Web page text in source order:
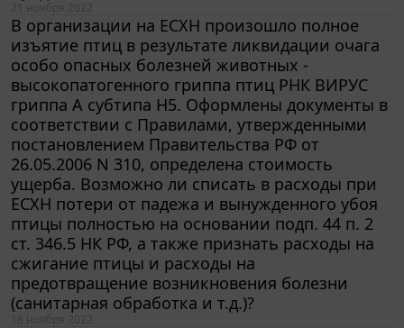
изъятие птиц в результате ликвидации очага
особо опасных болезней животных -
высокопатогенного гриппа птиц РНК ВИРУС
гриппа А субтипа Н5. Оформлены документы в
соответствии с Правилами, утвержденными
постановлением Правительства РФ от
26.05.2006 N 310, определена стоимость
ущерба. Возможно ли списать в расходы при
ЕСХН потери от падежа и вынужденного убоя
птицы полностью на основании подп. 44 п. 2
ст. 346.5 НК РФ, а также признать расходы на
сжигание птицы и расходы на
предотвращение возникновения болезни
(санитарная обработка и т.д.)?
18 ноября 2022